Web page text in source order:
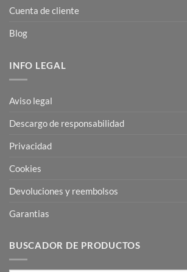
Cuenta de cliente
Blog
INFO LEGAL
Aviso legal
Descargo de responsabilidad
Privacidad
Cookies
Devoluciones y reembolsos
Garantias
BUSCADOR DE PRODUCTOS